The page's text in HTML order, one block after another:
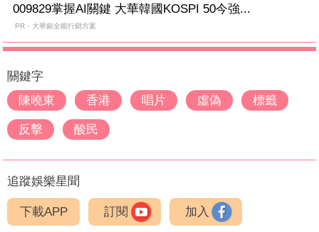
009829掌握AI關鍵 大華韓國KOSPI 50今強...
PR・大華銀全能行銷方案
關鍵字
陳曉東
香港 唱片 虛偽 標籤
反擊 酸民
追蹤娛樂星聞
下載APP 訂閱 加入